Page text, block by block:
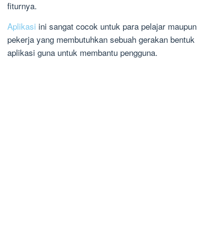
fiturnya.
Aplikasi ini sangat cocok untuk para pelajar maupun
pekerja yang membutuhkan sebuah gerakan bentuk
aplikasi guna untuk membantu pengguna.